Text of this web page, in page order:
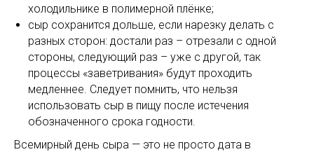
холодильнике в полимерной плёнке;
сыр сохранится дольше, если нарезку делать с
разных сторон: достали раз – отрезали с одной
стороны, следующий раз – уже с другой, так
процессы «заветривания» будут проходить
медленнее. Следует помнить, что нельзя
использовать сыр в пищу после истечения
обозначенного срока годности.
Всемирный день сыра — это не просто дата в